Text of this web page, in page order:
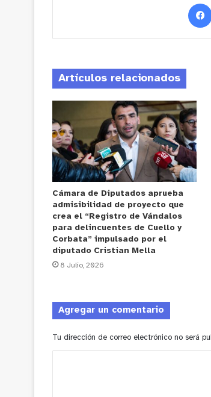
Artículos relacionados
Cámara de Diputados aprueba
admisibilidad de proyecto que
crea el “Registro de Vándalos
para delincuentes de Cuello y
Corbata” impulsado por el
diputado Cristian Mella
8 Julio, 2026
Agregar un comentario
Tu dirección de correo electrónico no será